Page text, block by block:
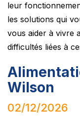
leur
les solutions qui
vous aider à vivre
difficultés liées à
Wilson
02/12/2026